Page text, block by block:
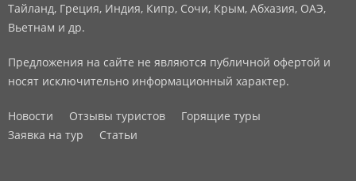
Тайланд, Греция, Индия, Кипр, Сочи, Крым, Абхазия, ОАЭ,
Вьетнам и др.
Предложения на сайте не являются публичной офертой и
носят исключительно информационный характер.
Новости Отзывы туристов
Горящие туры
Заявка на тур
Статьи